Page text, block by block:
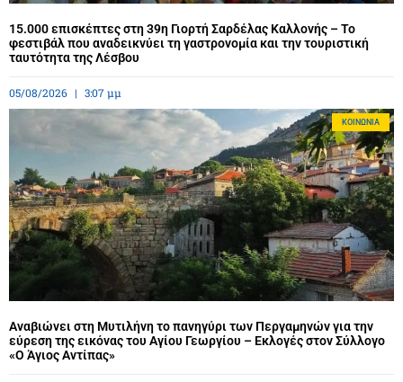
15.000 επισκέπτες στη 39η Γιορτή Σαρδέλας Καλλονής – Το
φεστιβάλ που αναδεικνύει τη γαστρονομία και την τουριστική
ταυτότητα της Λέσβου
05/08/2026 3:07 μμ
ΚΟΙΝΩΝΊΑ
Αναβιώνει στη Μυτιλήνη το πανηγύρι των Περγαμηνών για την
εύρεση της εικόνας του Αγίου Γεωργίου – Εκλογές στον Σύλλογο
«Ο Άγιος Αντίπας»